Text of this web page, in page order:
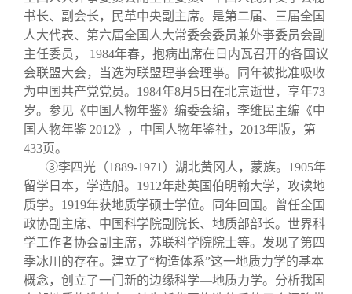
书长、副会长，民革中央副主席。是第二届、三届全国
人大代表、第六届全国人大常委会委员兼外亊委员会副
主任委员， 1984年春，抱病出席在日内瓦召开的各国议
会联盟大会，当选为联盟理亊会理亊。同年被批准吸收
为中国共产党党员。1984年8月5日在北京逝世，享年73
岁。参见《中国人物年鉴》编委会编，李维民主编《中
国人物年鉴 2012》，中国人物年鉴社，2013年版，第
433页。
③李四光（1889-1971）湖北黄冈人，蒙族。1905年
留学日本，学造船。1912年赴英国伯明翰大学，攻读地
质学。1919年获地质学硕士学位。同年回国。曾任全国
政协副主席、中国科学院副院长、地质部部长。世界科
学工作者协会副主席，苏联科学院院士等。发现了第四
季冰川的存在。建立了“构造体系”这一地质力学的基本
概念，创立了一门新的边缘科学—地质力学。分析我国